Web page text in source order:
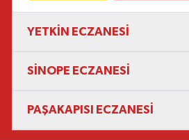
YETKİN ECZANESİ
SİNOPE ECZANESİ
PAŞAKAPISI ECZANESİ